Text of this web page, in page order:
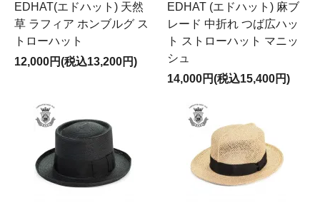
EDHAT(エドハット) 天然
草 ラフィア ホンブルグ ス
トローハット
12,000円(税込13,200円)
EDHAT (エドハット) 麻ブ
レード 中折れ つば広ハッ
ト ストローハット マニッ
シュ
14,000円(税込15,400円)